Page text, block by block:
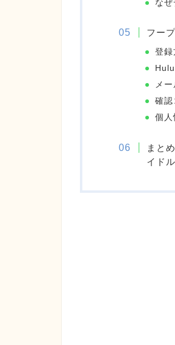
なぜ
フー
登録
メ
確認
個人
まと
イド